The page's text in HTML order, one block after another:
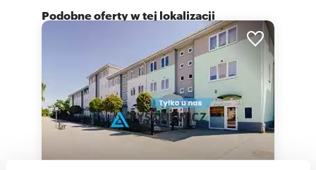
Podobne oferty w tej lokalizacji